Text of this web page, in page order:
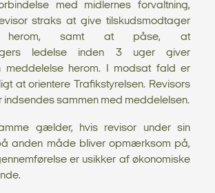
med midlernes forvaltning,
straks at give tilskudsmodtager
herom, samt at påse, at
ledelse inden 3 uger giver
meddelelse herom. I modsat fald er
at orientere Trafikstyrelsen. Revisors
sammen med meddelelsen.
gælder, hvis revisor under sin
anden måde bliver opmærksom på,
er usikker af økonomiske